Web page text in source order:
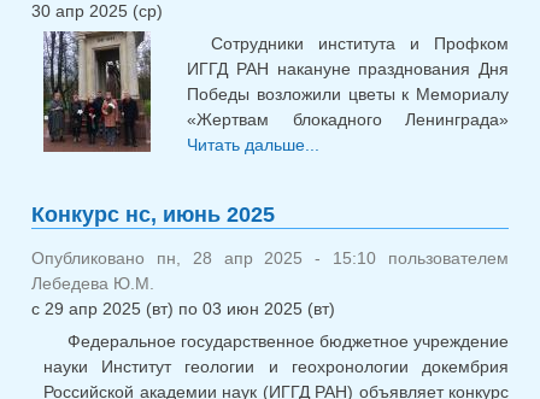
30 апр 2025 (ср)
Сотрудники института и Профком
ИГГД РАН накануне празднования Дня
Победы возложили цветы к Мемориалу
«Жертвам блокадного Ленинграда»
Читать дальше...
Конкурс нс, июнь 2025
Опубликовано пн, 28 апр 2025 - 15:10 пользователем
Лебедева Ю.М.
с 29 апр 2025 (вт) по 03 июн 2025 (вт)
Федеральное государственное бюджетное учреждение
науки Институт геологии и геохронологии докембрия
Российской академии наук (ИГГД РАН) объявляет конкурс